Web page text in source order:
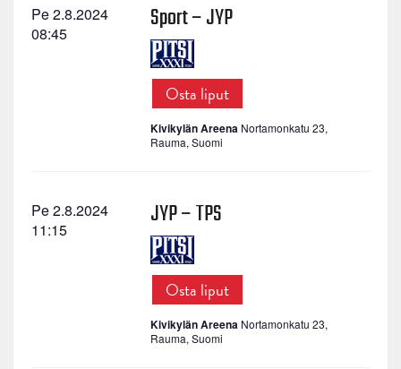
Pe 2.8.2024
08:45
Sport – JYP
Osta liput
Kivikylän Areena Nortamonkatu 23,
Rauma, Suomi
Pe 2.8.2024
11:15
JYP – TPS
Osta liput
Kivikylän Areena Nortamonkatu 23,
Rauma, Suomi